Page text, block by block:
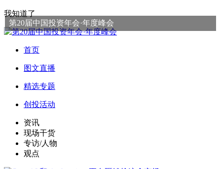
我知道了
第20届中国投资年会·年度峰会
首页
图文直播
精选专题
创投活动
资讯
现场干货
专访/人物
观点